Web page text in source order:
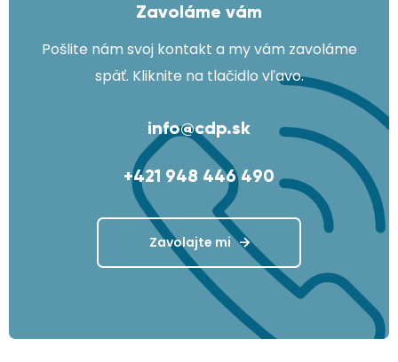
Zavoláme vám
Pošlite nám svoj kontakt a my vám zavoláme
späť. Kliknite na tlačidlo vľavo.
Zavolajte mi
info@cdp.sk
+421 948 446 490